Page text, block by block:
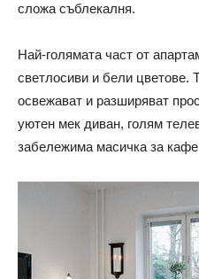
сложа съблекалня.
Най-голямата част от
светлосиви и бели цветове.
освежават и разширяват
уютен мек диван, голям
забележима масичка за